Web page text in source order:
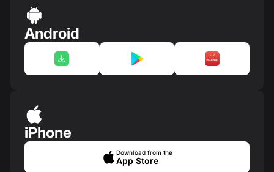
Android
iPhone
Download from the
App Store